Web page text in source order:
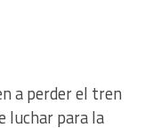
a perder el tren
luchar para la